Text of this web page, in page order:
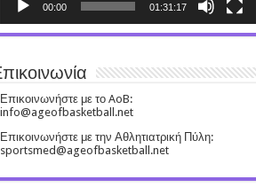
00:00 01:31:17
Επικοινωνήστε με το AoB:
info@ageofbasketball.net
Επικοινωνήστε με την Αθλητιατρική Πύλη:
sportsmed@ageofbasketball.net